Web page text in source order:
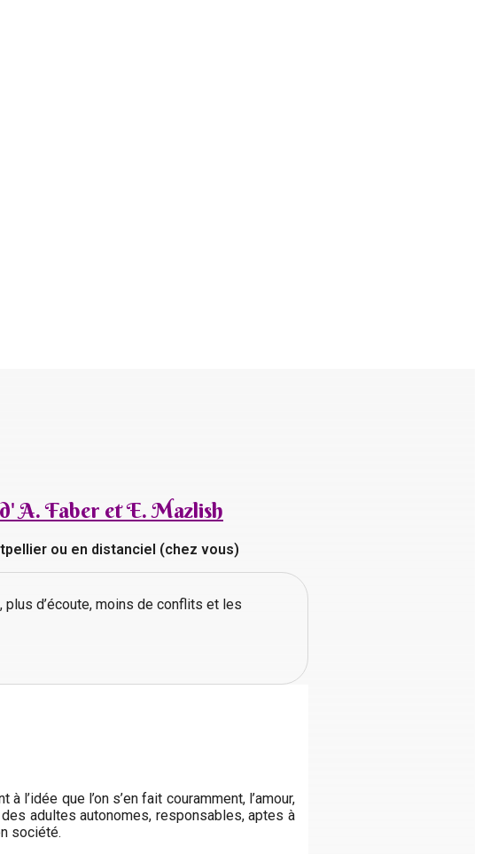
A. Faber et E. Mazlish
ou en distanciel (chez vous)
d’écoute, moins de conflits et les
l’idée que l’on s’en fait couramment, l’amour,
adultes autonomes, responsables, aptes à
société.